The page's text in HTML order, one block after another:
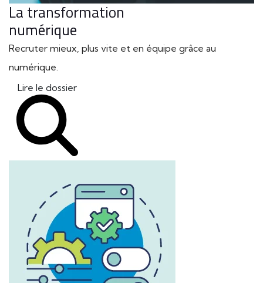
La transformation
numérique
Recruter mieux, plus vite et en équipe grâce au
numérique.
Lire le dossier